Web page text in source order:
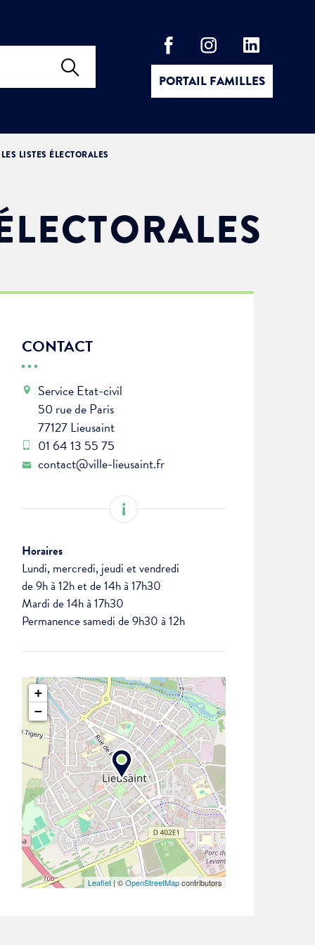
PORTAIL FAMILLES
LISTES ÉLECTORALES
CONTACT
Service Etat-civil
50 rue de Paris
77127 Lieusaint
01 64 13 55 75
contact@ville-lieusaint.fr
Horaires
Lundi, mercredi, jeudi et vendredi
de 9h à 12h et de 14h à 17h30
Mardi de 14h à 17h30
Permanence samedi de 9h30 à 12h
+
−
Leaflet| ©OpenStreetMapcontributors